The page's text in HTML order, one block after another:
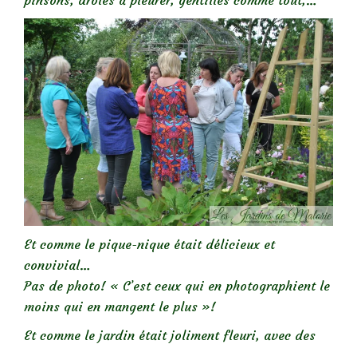
Et comme le pique-nique était délicieux et
convivial…
Pas de photo! « C’est ceux qui en photographient le
moins qui en mangent le plus »!
Et comme le jardin était joliment fleuri, avec des